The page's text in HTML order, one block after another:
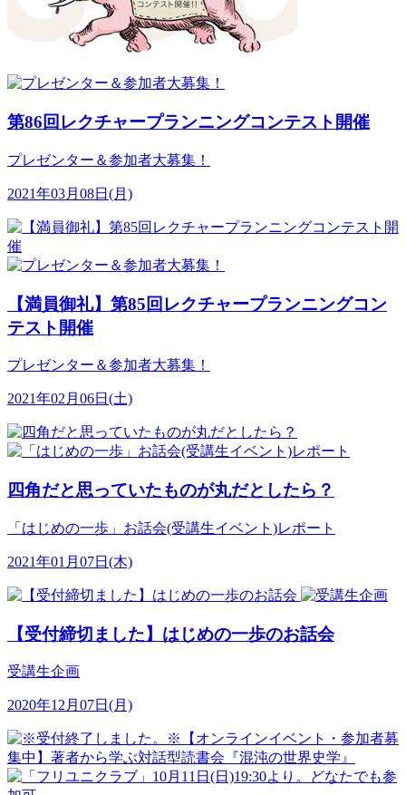
第86回レクチャープランニングコンテスト開催
プレゼンター＆参加者大募集！
2021年03月08日(月)
【満員御礼】第85回レクチャープランニングコン
テスト開催
プレゼンター＆参加者大募集！
2021年02月06日(土)
四角だと思っていたものが丸だとしたら？
「はじめの一歩」お話会(受講生イベント)レポート
2021年01月07日(木)
【受付締切ました】はじめの一歩のお話会
受講生企画
2020年12月07日(月)